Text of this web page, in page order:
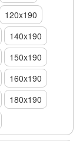
120x190
140x190
150х190
160x190
180x190